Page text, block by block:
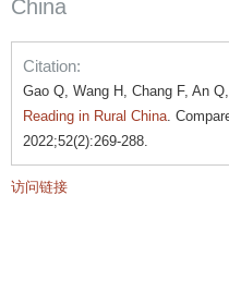
China
Citation:
Gao Q, Wang H, Chang F, An
Reading in Rural China .
2022;52(2):269-288.
访问链接